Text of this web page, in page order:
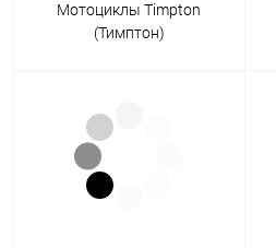
Мотоциклы Timpton
(Тимптон)